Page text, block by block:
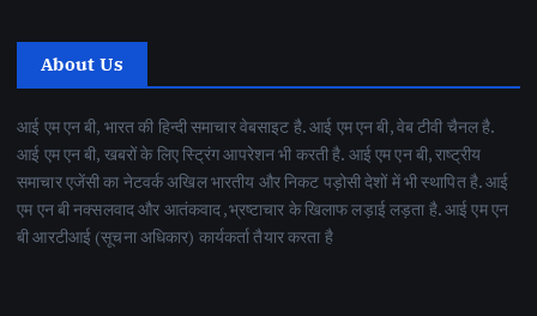
About Us
आई एम एन बी, भारत की हिन्दी समाचार वेबसाइट है. आई एम एन बी, वेब टीवी चैनल है.
आई एम एन बी, खबरों के लिए स्ट्रिंग आपरेशन भी करती है. आई एम एन बी, राष्ट्रीय
समाचार एजेंसी का नेटवर्क अखिल भारतीय और निकट पड़ोसी देशों में भी स्थापित है. आई
एम एन बी नक्सलवाद और आतंकवाद ,भ्रष्टाचार के खिलाफ लड़ाई लड़ता है. आई एम एन
बी आरटीआई (सूचना अधिकार) कार्यकर्ता तैयार करता है